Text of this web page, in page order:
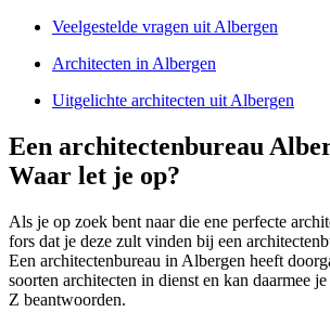
Veelgestelde vragen uit Albergen
Architecten in Albergen
Uitgelichte architecten uit Albergen
Een architectenbureau
Waar let je op?
Als je op zoek bent naar die ene perfecte
fors dat je deze zult vinden bij een
Een architectenbureau in Albergen heeft
soorten architecten in dienst en kan daarmee
Z beantwoorden.